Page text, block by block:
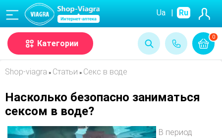
0
(068) Ua | Ru
Категории
Shop-viagra » Статьи » Секс в воде
Насколько безопасно заниматься
сексом в воде?
В период